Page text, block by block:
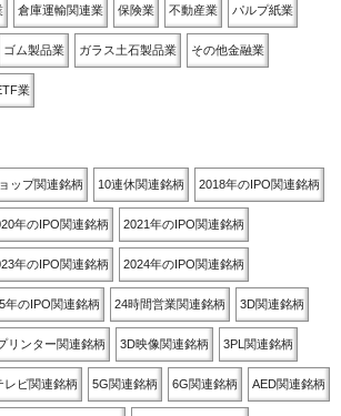
倉庫運輸関連業 保険業 不動産業 パルプ紙業
ゴム製品業 ガラス土石製品業 その他金融業
業
ップ関連銘柄 10連休関連銘柄 2018年のIPO関連銘柄
年のIPO関連銘柄 2021年のIPO関連銘柄
年のIPO関連銘柄 2024年のIPO関連銘柄
年のIPO関連銘柄 24時間営業関連銘柄 3D関連銘柄
リンター関連銘柄 3D映像関連銘柄 3PL関連銘柄
レビ関連銘柄 5G関連銘柄 6G関連銘柄 AED関連銘柄